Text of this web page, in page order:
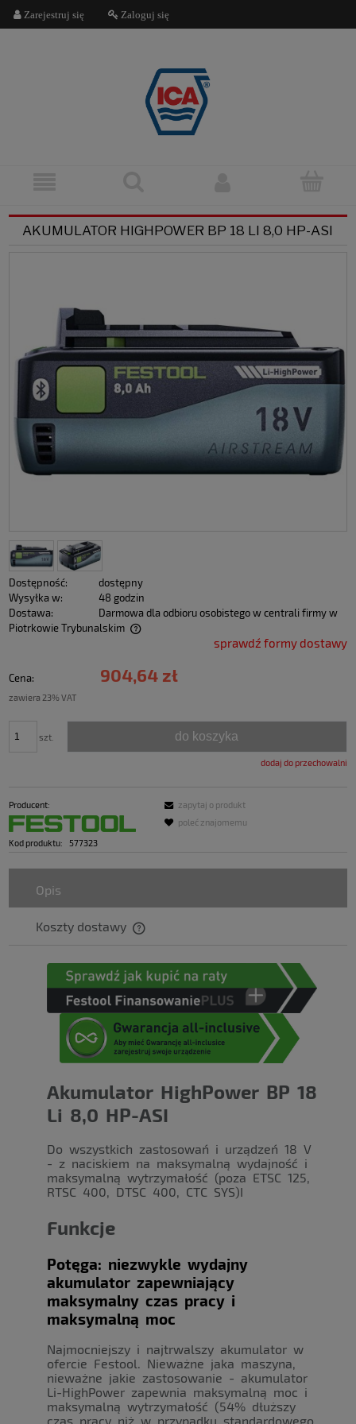
Zarejestruj się Zaloguj się
AKUMULATOR HIGHPOWER BP 18 LI 8,0 HP-ASI
Dostępność:
dostępny
Wysyłka w:
48 godzin
Dostawa:
Darmowa dla odbioru osobistego w centrali firmy w
Piotrkowie Trybunalskim
sprawdź formy dostawy
Cena: 904,64 zł
zawiera 23% VAT
szt. do koszyka
dodaj do przechowalni
Producent:
Kod produktu: 577323
zapytaj o produkt
poleć znajomemu
Opis
Koszty dostawy
Akumulator HighPower BP 18
Li 8,0 HP-ASI
Do wszystkich zastosowań i urządzeń 18 V
- z naciskiem na maksymalną wydajność i
maksymalną wytrzymałość (poza ETSC 125,
RTSC 400, DTSC 400, CTC SYS)I
Funkcje
Potęga: niezwykle wydajny
akumulator zapewniający
maksymalny czas pracy i
maksymalną moc
Najmocniejszy i najtrwalszy akumulator w
ofercie Festool. Nieważne jaka maszyna,
nieważne jakie zastosowanie - akumulator
Li-HighPower zapewnia maksymalną moc i
maksymalną wytrzymałość (54% dłuższy
czas pracy niż w przypadku standardowego